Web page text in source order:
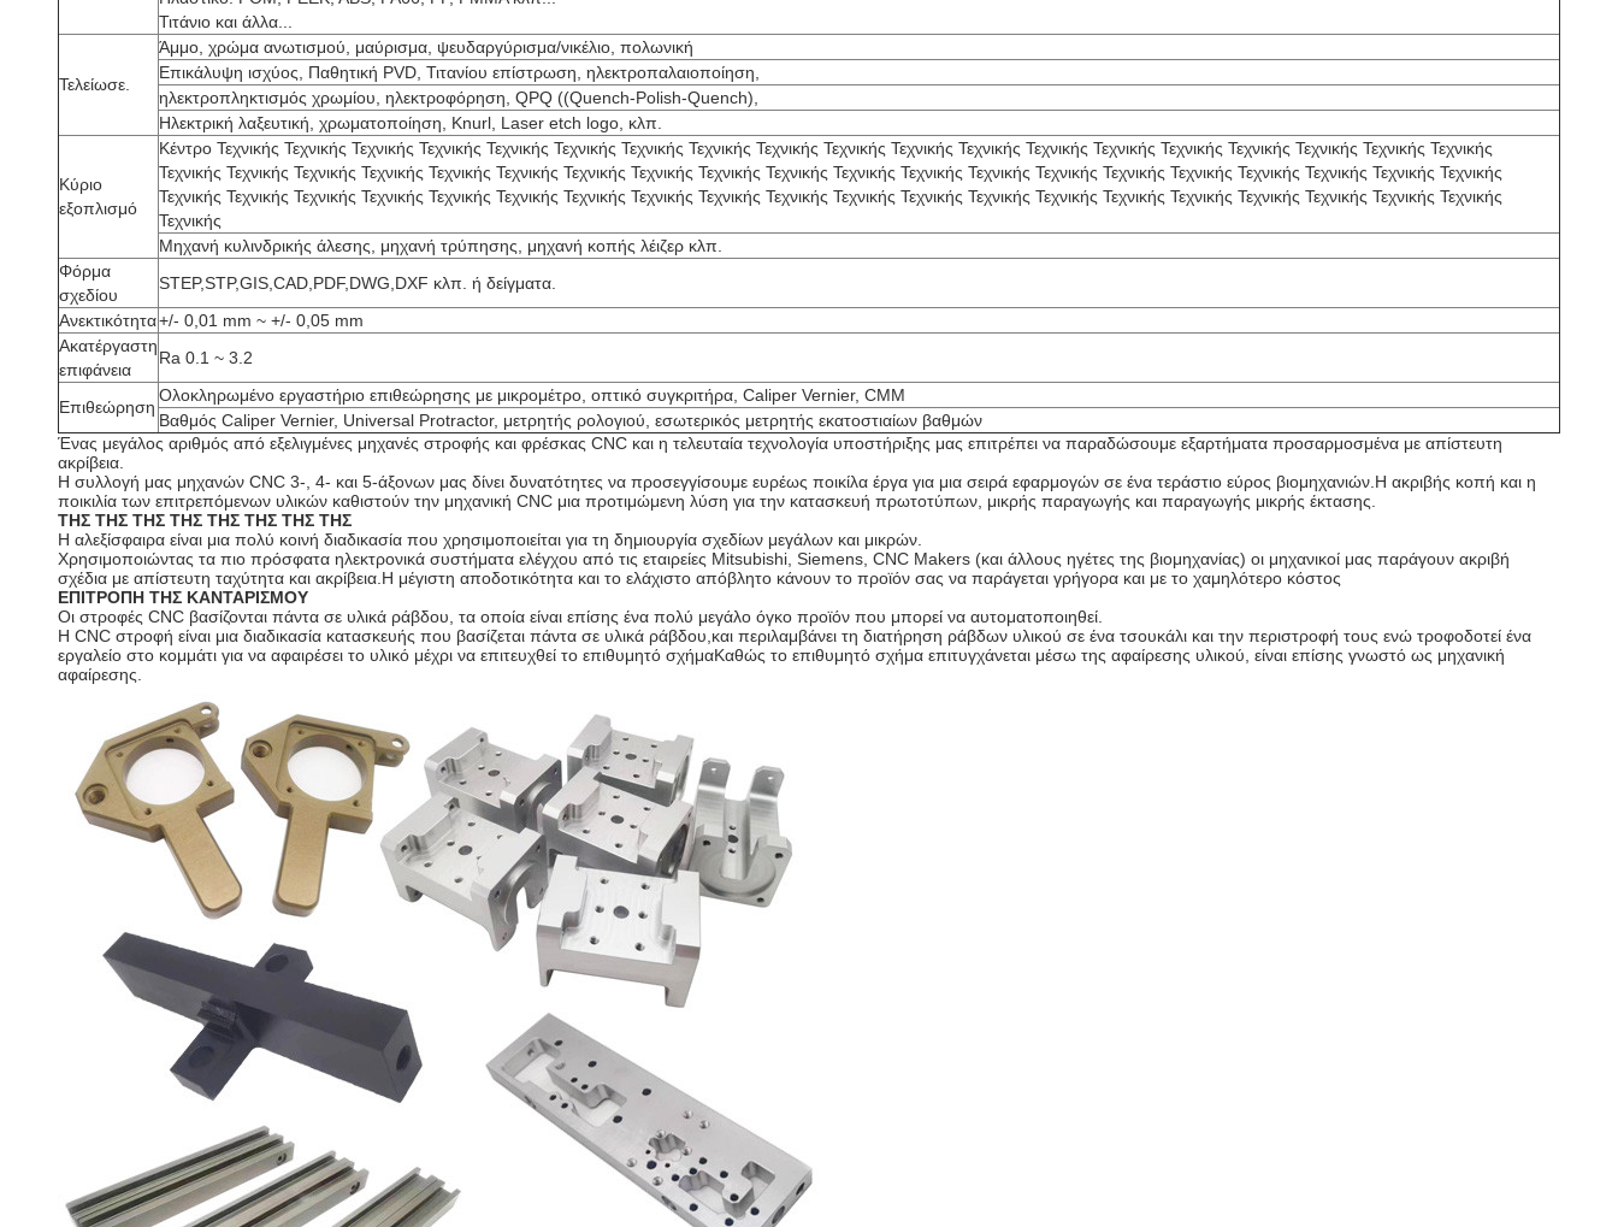
Τιτάνιο και άλλα...
Τελείωσε.
Άμμο, χρώμα ανωτισμού, μαύρισμα, ψευδαργύρισμα/νικέλιο, πολωνική
Επικάλυψη ισχύος, Παθητική PVD, Τιτανίου επίστρωση, ηλεκτροπαλαιοποίηση,
ηλεκτροπληκτισμός χρωμίου, ηλεκτροφόρηση, QPQ ((Quench-Polish-Quench),
Ηλεκτρική λαξευτική, χρωματοποίηση, Knurl, Laser etch logo, κλπ.
Κύριο
εξοπλισμό
Κέντρο Τεχνικής Τεχνικής Τεχνικής Τεχνικής Τεχνικής Τεχνικής Τεχνικής Τεχνικής Τεχνικής Τεχνικής Τεχνικής Τεχνικής Τεχνικής Τεχνικής Τεχνικής Τεχνικής Τεχνικής Τεχνικής Τεχνικής
Τεχνικής Τεχνικής Τεχνικής Τεχνικής Τεχνικής Τεχνικής Τεχνικής Τεχνικής Τεχνικής Τεχνικής Τεχνικής Τεχνικής Τεχνικής Τεχνικής Τεχνικής Τεχνικής Τεχνικής Τεχνικής Τεχνικής Τεχνικής
Τεχνικής Τεχνικής Τεχνικής Τεχνικής Τεχνικής Τεχνικής Τεχνικής Τεχνικής Τεχνικής Τεχνικής Τεχνικής Τεχνικής Τεχνικής Τεχνικής Τεχνικής Τεχνικής Τεχνικής Τεχνικής Τεχνικής Τεχνικής
Τεχνικής
Μηχανή κυλινδρικής άλεσης, μηχανή τρύπησης, μηχανή κοπής λέιζερ κλπ.
Φόρμα
σχεδίου
STEP,STP,GIS,CAD,PDF,DWG,DXF κλπ. ή δείγματα.
Ανεκτικότητα+/- 0,01 mm ~ +/- 0,05 mm
Ακατέργαστη
επιφάνεια
Ra 0.1 ~ 3.2
Επιθεώρηση
Ολοκληρωμένο εργαστήριο επιθεώρησης με μικρομέτρο, οπτικό συγκριτήρα, Caliper Vernier, CMM
Βαθμός Caliper Vernier, Universal Protractor, μετρητής ρολογιού, εσωτερικός μετρητής εκατοστιαίων βαθμών
Ένας μεγάλος αριθμός από εξελιγμένες μηχανές στροφής και φρέσκας CNC και η τελευταία τεχνολογία υποστήριξης μας επιτρέπει να παραδώσουμε εξαρτήματα προσαρμοσμένα με απίστευτη
ακρίβεια.
Η συλλογή μας μηχανών CNC 3-, 4- και 5-άξονων μας δίνει δυνατότητες να προσεγγίσουμε ευρέως ποικίλα έργα για μια σειρά εφαρμογών σε ένα τεράστιο εύρος βιομηχανιών.Η ακριβής κοπή και η
ποικιλία των επιτρεπόμενων υλικών καθιστούν την μηχανική CNC μια προτιμώμενη λύση για την κατασκευή πρωτοτύπων, μικρής παραγωγής και παραγωγής μικρής έκτασης.
ΤΗΣ ΤΗΣ ΤΗΣ ΤΗΣ ΤΗΣ ΤΗΣ ΤΗΣ ΤΗΣ
Η αλεξίσφαιρα είναι μια πολύ κοινή διαδικασία που χρησιμοποιείται για τη δημιουργία σχεδίων μεγάλων και μικρών.
Χρησιμοποιώντας τα πιο πρόσφατα ηλεκτρονικά συστήματα ελέγχου από τις εταιρείες Mitsubishi, Siemens, CNC Makers (και άλλους ηγέτες της βιομηχανίας) οι μηχανικοί μας παράγουν ακριβή
σχέδια με απίστευτη ταχύτητα και ακρίβεια.Η μέγιστη αποδοτικότητα και το ελάχιστο απόβλητο κάνουν το προϊόν σας να παράγεται γρήγορα και με το χαμηλότερο κόστος
ΕΠΙΤΡΟΠΗ ΤΗΣ ΚΑΝΤΑΡΙΣΜΟΥ
Οι στροφές CNC βασίζονται πάντα σε υλικά ράβδου, τα οποία είναι επίσης ένα πολύ μεγάλο όγκο προϊόν που μπορεί να αυτοματοποιηθεί.
Η CNC στροφή είναι μια διαδικασία κατασκευής που βασίζεται πάντα σε υλικά ράβδου,και περιλαμβάνει τη διατήρηση ράβδων υλικού σε ένα τσουκάλι και την περιστροφή τους ενώ τροφοδοτεί ένα
εργαλείο στο κομμάτι για να αφαιρέσει το υλικό μέχρι να επιτευχθεί το επιθυμητό σχήμαΚαθώς το επιθυμητό σχήμα επιτυγχάνεται μέσω της αφαίρεσης υλικού, είναι επίσης γνωστό ως μηχανική
αφαίρεσης.